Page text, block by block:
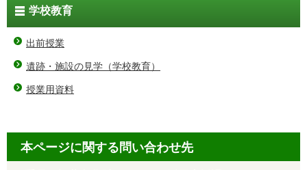
学校教育
出前授業
遺跡・施設の見学（学校教育）
授業用資料
本ページに関する問い合わせ先